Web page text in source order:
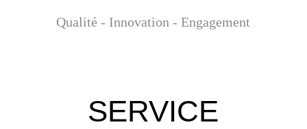
SERVICE
Qualité - Innovation - Engagement